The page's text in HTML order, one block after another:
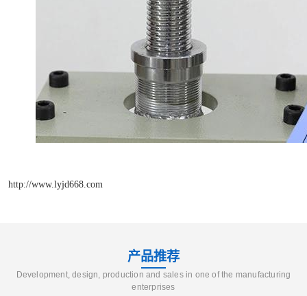
http://www.lyjd668.com
产品推荐
Development, design, production and sales in one of the manufacturing
enterprises